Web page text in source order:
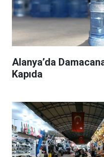
Alanya’da
Kapıda